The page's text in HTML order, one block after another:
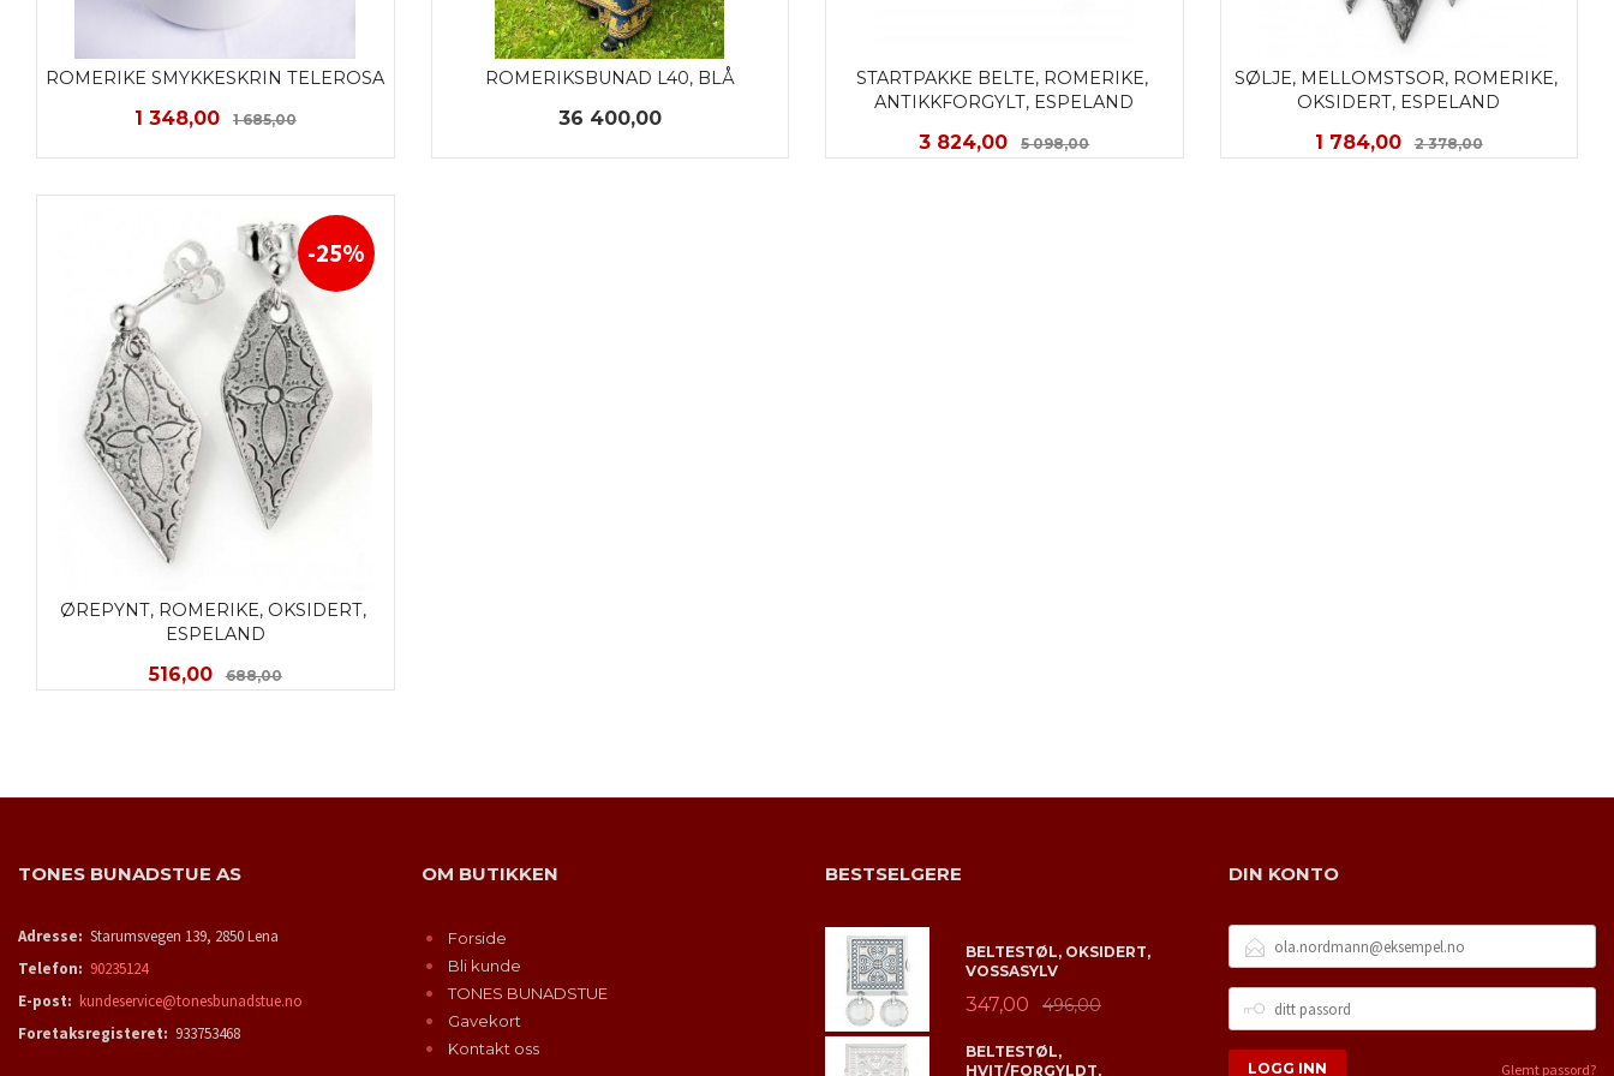
ROMERIKE SMYKKESKRIN TELEROSA
Tilbud
1 348,00 1 685,00Rabatt
ROMERIKSBUNAD L40, BLÅ
Pris
36 400,00
STARTPAKKE BELTE, ROMERIKE,
ANTIKKFORGYLT, ESPELAND
Tilbud
3 824,00 5 098,00Rabatt
SØLJE, MELLOMSTSOR, ROMERIKE,
OKSIDERT, ESPELAND
Tilbud
1 784,00 2 378,00Rabatt
ØREPYNT, ROMERIKE, OKSIDERT,
ESPELAND
Tilbud
516,00 688,00Rabatt
-25%
TONES BUNADSTUE AS
Adresse: Starumsvegen 139, 2850 Lena
Telefon: 90235124
E-post: kundeservice@tonesbunadstue.no
Foretaksregisteret: 933753468
OM BUTIKKEN
Forside
Bli kunde
TONES BUNADSTUE
Gavekort
Kontakt oss
BESTSELGERE
BELTESTØL, OKSIDERT,
VOSSASYLV
347,00 496,00
BELTESTØL,
HVIT/FORGYLDT,
DIN KONTO
POSTADRESSE
PASSORD
Glemt passord?